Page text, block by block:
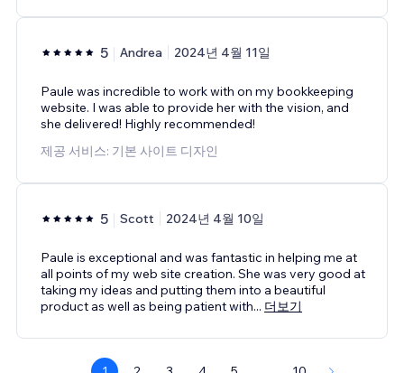
5 Andrea 2024년 4월 11일
Paule was incredible to work with on my bookkeeping
website. I was able to provide her with the vision, and
she delivered! Highly recommended!
제공 서비스: 기본 사이트 디자인
5 Scott 2024년 4월 10일
Paule is exceptional and was fantastic in helping me at
all points of my web site creation. She was very good at
taking my ideas and putting them into a beautiful
product as well as being patient with... 더보기